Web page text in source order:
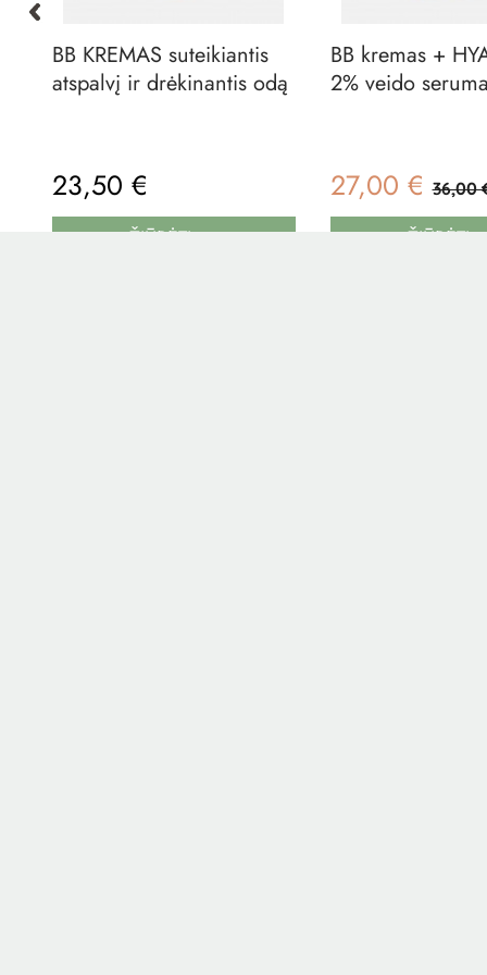
BB KREMAS suteikiantis
atspalvį ir drėkinantis odą
23,50 €
ŽIŪRĖTI
BB kremas + HYALURON
2% veido
27,00 €36,00
ŽIŪRĖTI